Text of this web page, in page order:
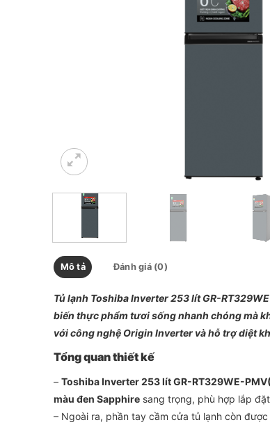
Mô tả Đánh giá (0)
Tủ lạnh Toshiba Inverter 253 lít GR-
biến thực phẩm tươi sống nhanh chóng mà
với công nghệ Origin Inverter và hỗ trợ diệt
Tổng quan thiết kế
– Toshiba Inverter 253 lít GR-RT329WE-
màu đen Sapphire sang trọng, phù hợp lắp
– Ngoài ra, phần tay cầm cửa tủ lạnh còn được